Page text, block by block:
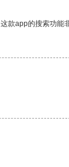
app的搜索功能